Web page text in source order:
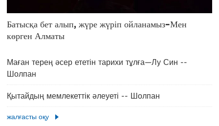
Батысқа бет алып, жүре жүріп ойланамыз–Мен
көрген Алматы
Маған терең әсер ететін тарихи тұлға—Лу Син --
Шолпан
Қытайдың мемлекеттік әлеуеті -- Шолпан
жалғасты оқу